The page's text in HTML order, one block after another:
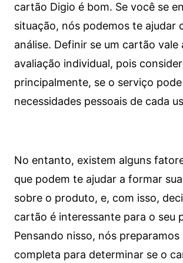
cartão Digio é bom. Se você se
situação, nós podemos te ajudar
análise. Definir se um cartão vale
avaliação individual, pois
principalmente, se o serviço
necessidades pessoais de cada
No entanto, existem alguns
que podem te ajudar a formar
sobre o produto, e, com isso,
cartão é interessante para o seu
Pensando nisso, nós preparamos
completa para determinar se o